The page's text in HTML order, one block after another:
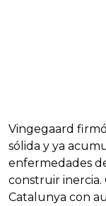
Vingegaard
sólida y ya
enfermedades
construir inercia.
Catalunya con